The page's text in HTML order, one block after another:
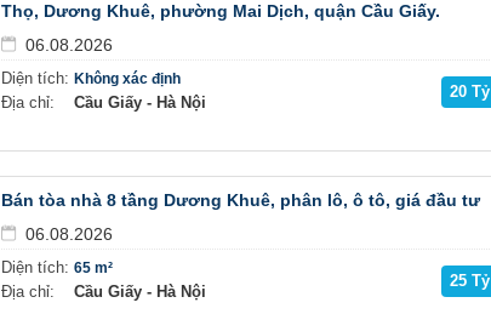
Thọ, Dương Khuê, phường Mai Dịch, quận Cầu Giấy.
06.08.2026
Diện tích:
Địa chỉ:
Không xác định
Cầu Giấy - Hà Nội
20 Tỷ
Bán tòa nhà 8 tầng Dương Khuê, phân lô, ô tô, giá đầu tư
06.08.2026
Diện tích:
Địa chỉ:
65 m²
Cầu Giấy - Hà Nội
25 Tỷ